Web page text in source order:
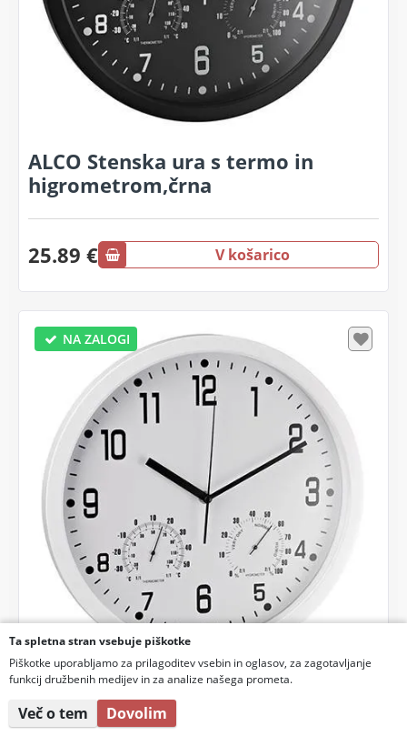
ALCO Stenska ura s termo in
higrometrom,črna
25.89 € V košarico
NA ZALOGI
ALCO Stenska ura s termo- in
higrometrom,bela
Ta spletna stran vsebuje piškotke
Piškotke uporabljamo za prilagoditev vsebin in oglasov, za zagotavljanje
funkcij družbenih medijev in za analize našega prometa.
Več o tem Dovolim